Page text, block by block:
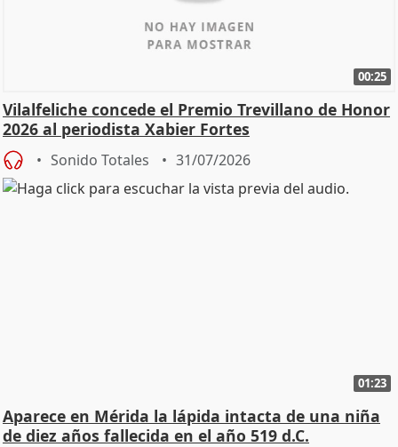
00:25
Vilalfeliche concede el Premio Trevillano de Honor
2026 al periodista Xabier Fortes
Sonido Totales 31/07/2026
01:23
Aparece en Mérida la lápida intacta de una niña
de diez años fallecida en el año 519 d.C.